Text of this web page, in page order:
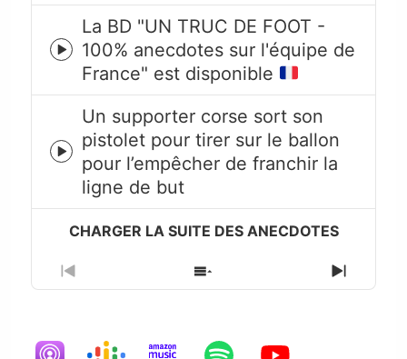
Episode
play
icon
La BD "UN TRUC DE FOOT -
100% anecdotes sur l'équipe de
France" est disponible
Episode
play
icon
Un supporter corse sort son
pistolet pour tirer sur le ballon
pour l’empêcher de franchir la
ligne de but
Previous
Episode
Show
Episodes
Next
Episode